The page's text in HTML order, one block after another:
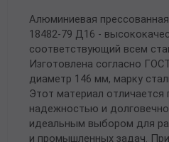
Алюминиевая
18482-79 Д16 -
соответствующий всем
Изготовлена согласно
диаметр 146 мм, марку
Этот материал отличается
надежностью и
идеальным выбором для
и промышленных задач.